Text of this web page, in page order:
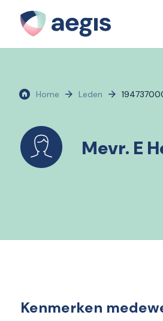
Home Leden
Mevr. E
Kenmerken